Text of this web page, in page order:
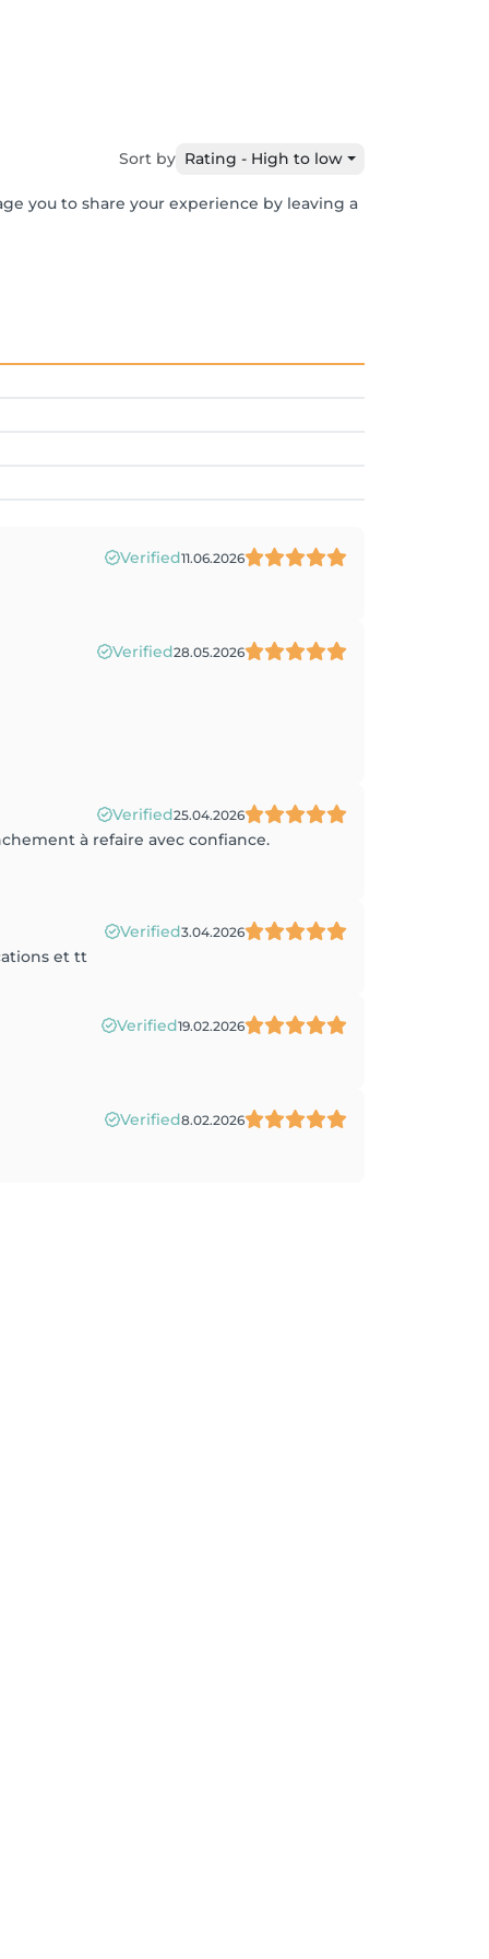
Sort by Rating - High to low
you to share your experience by leaving a
Verified11.06.2026
Verified28.05.2026
Verified25.04.2026
à refaire avec confiance.
Verified3.04.2026
et tt
Verified19.02.2026
Verified8.02.2026